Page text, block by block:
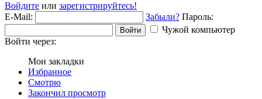
Войдите или зарегистрируйтесь!
E-Mail:
Забыли? Пароль:
Войти
Чужой компьютер
Войти через:
Мои закладки
Избранное
Смотрю
Закончил просмотр